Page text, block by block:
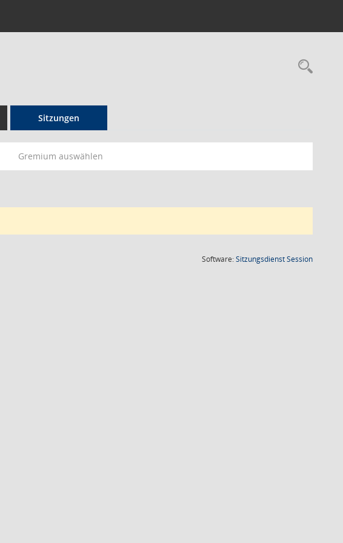
Sitzungen
Gremium auswählen
Software:SitzungsdienstSession(Wird in